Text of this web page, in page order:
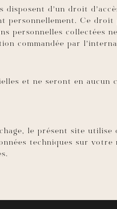
d’un droit
personnellement. Ce droit
personnelles collectées
commandée par
et ne seront en
le présent site
techniques sur